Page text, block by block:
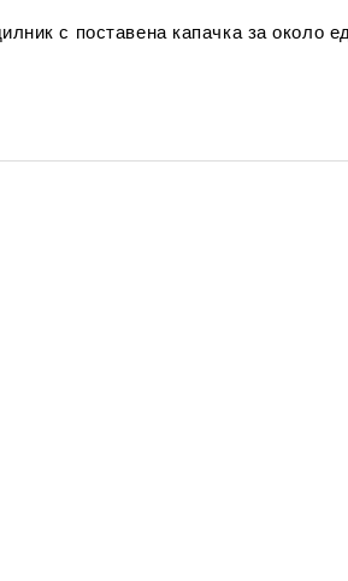
с поставена капачка за около